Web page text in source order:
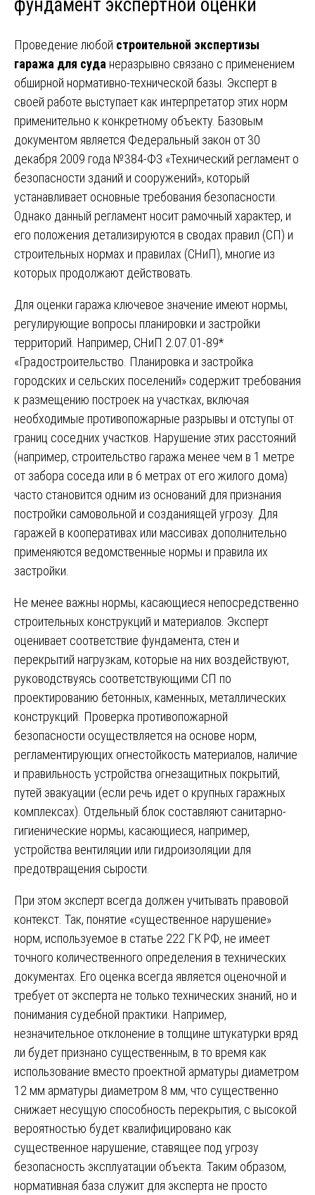
фундамент экспертной оценки
Проведение любой строительной экспертизы
гаража для суда неразрывно связано с применением
обширной нормативно-технической базы. Эксперт в
своей работе выступает как интерпретатор этих норм
применительно к конкретному объекту. Базовым
документом является Федеральный закон от 30
декабря 2009 года №384-ФЗ «Технический регламент о
безопасности зданий и сооружений», который
устанавливает основные требования безопасности.
Однако данный регламент носит рамочный характер, и
его положения детализируются в сводах правил (СП) и
строительных нормах и правилах (СНиП), многие из
которых продолжают действовать.
Для оценки гаража ключевое значение имеют нормы,
регулирующие вопросы планировки и застройки
территорий. Например, СНиП 2.07.01-89*
«Градостроительство. Планировка и застройка
городских и сельских поселений» содержит требования
к размещению построек на участках, включая
необходимые противопожарные разрывы и отступы от
границ соседних участков. Нарушение этих расстояний
(например, строительство гаража менее чем в 1 метре
от забора соседа или в 6 метрах от его жилого дома)
часто становится одним из оснований для признания
постройки самовольной и созданиящей угрозу. Для
гаражей в кооперативах или массивах дополнительно
применяются ведомственные нормы и правила их
застройки.
Не менее важны нормы, касающиеся непосредственно
строительных конструкций и материалов. Эксперт
оценивает соответствие фундамента, стен и
перекрытий нагрузкам, которые на них воздействуют,
руководствуясь соответствующими СП по
проектированию бетонных, каменных, металлических
конструкций. Проверка противопожарной
безопасности осуществляется на основе норм,
регламентирующих огнестойкость материалов, наличие
и правильность устройства огнезащитных покрытий,
путей эвакуации (если речь идет о крупных гаражных
комплексах). Отдельный блок составляют санитарно-
гигиенические нормы, касающиеся, например,
устройства вентиляции или гидроизоляции для
предотвращения сырости.
При этом эксперт всегда должен учитывать правовой
контекст. Так, понятие «существенное нарушение»
норм, используемое в статье 222 ГК РФ, не имеет
точного количественного определения в технических
документах. Его оценка всегда является оценочной и
требует от эксперта не только технических знаний, но и
понимания судебной практики. Например,
незначительное отклонение в толщине штукатурки вряд
ли будет признано существенным, в то время как
использование вместо проектной арматуры диаметром
12 мм арматуры диаметром 8 мм, что существенно
снижает несущую способность перекрытия, с высокой
вероятностью будет квалифицировано как
существенное нарушение, ставящее под угрозу
безопасность эксплуатации объекта. Таким образом,
нормативная база служит для эксперта не просто